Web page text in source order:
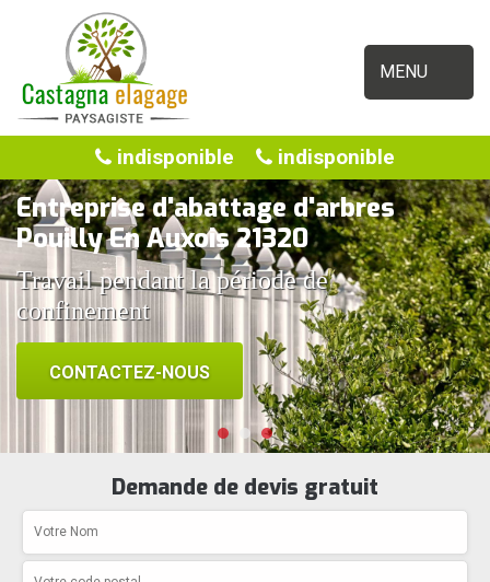
MENU
indisponible indisponible
Entreprise d'abattage d'arbres
Pouilly En Auxois 21320
Travail pendant la période de
confinement
CONTACTEZ-NOUS
Demande de devis gratuit